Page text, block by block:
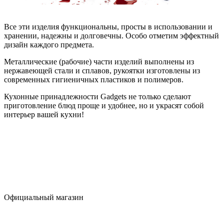
Все эти изделия функциональны, просты в использовании и
хранении, надежны и долговечны. Особо отметим эффектный
дизайн каждого предмета.
Металлические (рабочие) части изделий выполнены из
нержавеющей стали и сплавов, рукоятки изготовлены из
современных гигиеничных пластиков и полимеров.
Кухонные принадлежности Gadgets не только сделают
приготовление блюд проще и удобнее, но и украсят собой
интерьер вашей кухни!
Официальный магазин